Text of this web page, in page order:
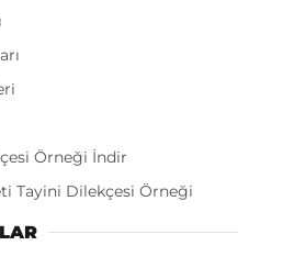
Örneği İndir
Tayini Dilekçesi Örneği